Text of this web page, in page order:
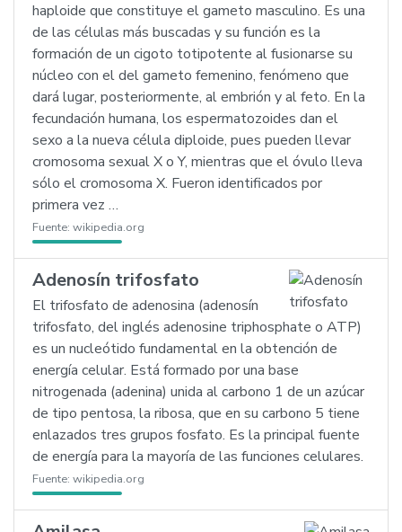
haploide que constituye el gameto masculino. Es una
de las células más buscadas y su función es la
formación de un cigoto totipotente al fusionarse su
núcleo con el del gameto femenino, fenómeno que
dará lugar, posteriormente, al embrión y al feto. En la
fecundación humana, los espermatozoides dan el
sexo a la nueva célula diploide, pues pueden llevar
cromosoma sexual X o Y, mientras que el óvulo lleva
sólo el cromosoma X. Fueron identificados por
primera vez …
Fuente: wikipedia.org
Adenosín trifosfato
El trifosfato de adenosina (adenosín
trifosfato, del inglés adenosine triphosphate o ATP)
es un nucleótido fundamental en la obtención de
energía celular. Está formado por una base
nitrogenada (adenina) unida al carbono 1 de un azúcar
de tipo pentosa, la ribosa, que en su carbono 5 tiene
enlazados tres grupos fosfato. Es la principal fuente
de energía para la mayoría de las funciones celulares.
Fuente: wikipedia.org